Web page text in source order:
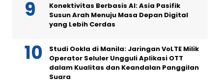
Konektivitas Berbasis AI: Asia Pasifik
Susun Arah Menuju Masa Depan Digital
yang Lebih Cerdas
Studi Ookla di Manila: Jaringan VoLTE Milik
Operator Seluler Ungguli Aplikasi OTT
dalam Kualitas dan Keandalan Panggilan
Suara